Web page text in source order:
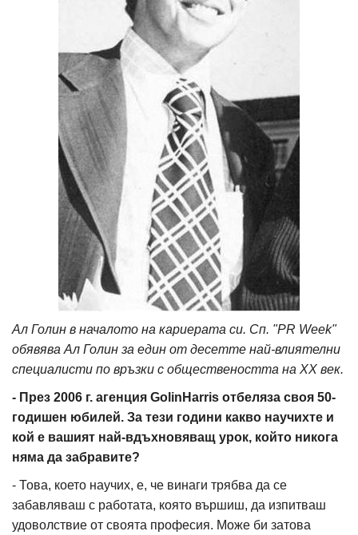
Ал Голин в началото на кариерата си. Сп. "PR Week"
обявява Ал Голин за един от десетте най-влиятелни
специалисти по връзки с обществеността на XX век.
- През 2006 г. агенция GolinHarris отбеляза своя 50-
годишен юбилей. За тези години какво научихте и
кой е вашият най-вдъхновяващ урок, който никога
няма да забравите?
- Това, което научих, е, че винаги трябва да се
забавляваш с работата, която вършиш, да изпитваш
удоволствие от своята професия. Може би затова